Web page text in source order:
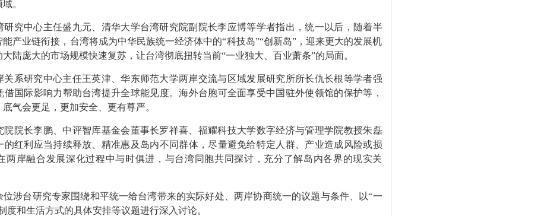
。
中心主任盛九元、清华大学台湾研究院副院长李应博等学者指出，统一以后，随着半
产业链衔接，台湾将成为中华民族统一经济体中的“科技岛”“创新岛”，迎来更大的发展机
陆庞大的市场规模快速复苏，让台湾彻底扭转当前“一业独大、百业萧条”的局面。
研究中心主任王英津、华东师范大学两岸交流与区域发展研究所所长仇长根等学者强
借国际影响力帮助台湾提升全球能见度。海外台胞可全面享受中国驻外使领馆的保护等，
气会更足，更加安全、更有尊严。
长李鹏、中评智库基金会董事长罗祥喜、福耀科技大学数字经济与管理学院教授朱磊
的红利应当持续释放、精准惠及岛内不同群体，尽量避免给特定人群、产业造成风险或损
两岸融合发展深化过程中与时俱进，与台湾同胞共同探讨，充分了解岛内各界的现实关
台研究专家围绕和平统一给台湾带来的实际好处、两岸协商统一的议题与条件、以“一
度和生活方式的具体安排等议题进行深入讨论。